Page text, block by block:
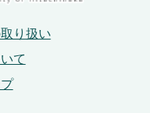
り扱い
て